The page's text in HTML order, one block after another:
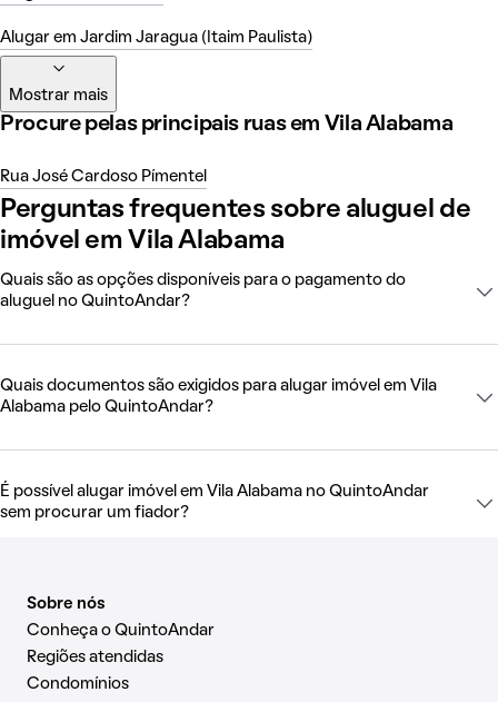
Alugar em Jardim Jaragua (Itaim Paulista)
Mostrar mais
Procure pelas principais ruas em Vila Alabama
Rua José Cardoso Pímentel
Perguntas frequentes sobre aluguel de
imóvel em Vila Alabama
Quais são as opções disponíveis para o pagamento do
aluguel no QuintoAndar?
Quais documentos são exigidos para alugar imóvel em Vila
Alabama pelo QuintoAndar?
É possível alugar imóvel em Vila Alabama no QuintoAndar
sem procurar um fiador?
Sobre nós
Conheça o QuintoAndar
Regiões atendidas
Condomínios